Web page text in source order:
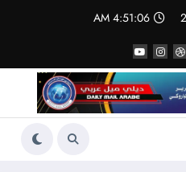
4:51:07 AM